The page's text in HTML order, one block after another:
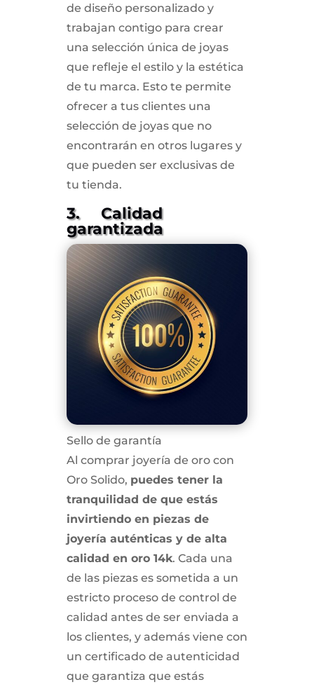
de diseño personalizado y
trabajan contigo para crear
una selección única de joyas
que refleje el estilo y la estética
de tu marca. Esto te permite
ofrecer a tus clientes una
selección de joyas que no
encontrarán en otros lugares y
que pueden ser exclusivas de
tu tienda.
3. Calidad
garantizada
Sello de garantía
Al comprar joyería de oro con
Oro Solido, puedes tener la
tranquilidad de que estás
invirtiendo en piezas de
joyería auténticas y de alta
calidad en oro 14k. Cada una
de las piezas es sometida a un
estricto proceso de control de
calidad antes de ser enviada a
los clientes, y además viene con
un certificado de autenticidad
que garantiza que estás